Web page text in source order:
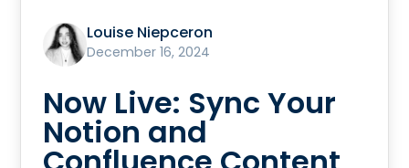
Louise Niepceron
December 16, 2024
Now Live: Sync Your
Notion and